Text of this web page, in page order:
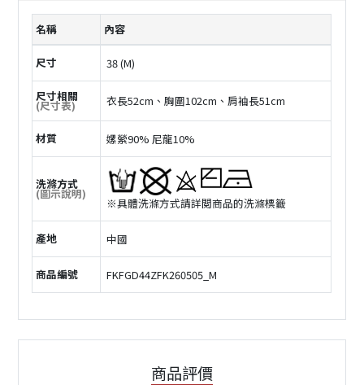
名稱 內容
尺寸 38 (M)
尺寸相關
(尺寸表) 衣長52cm、胸圍102cm、肩袖長51cm
材質 嫘縈90% 尼龍10%
洗滌方式
(圖示說明)
※具體洗滌方式請詳閲商品的洗滌標籤
產地 中國
商品編號 FKFGD44ZFK260505_M
商品評價